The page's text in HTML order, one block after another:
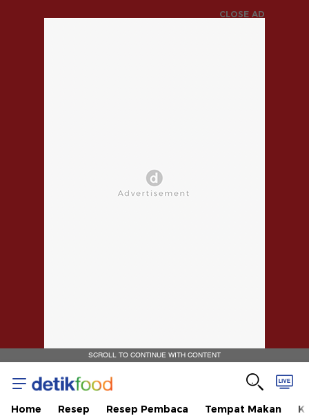
CLOSE AD
SCROLL TO CONTINUE WITH CONTENT
Home Resep Resep Pembaca Tempat Makan